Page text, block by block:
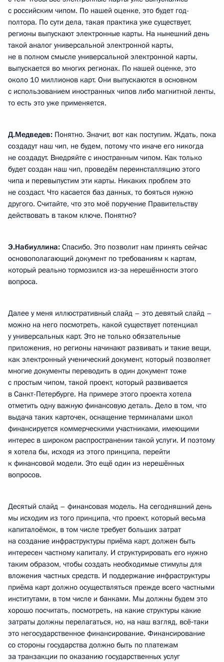
с российским чипом. По нашей оценке, это будет год-
полтора. По сути дела, такая практика уже существует,
регионы выпускают электронные карты. На нынешний день
такой аналог универсальной электронной карты,
не в полном смысле универсальной электронной карты,
выпускается во многих регионах. По нашей оценке, это
около 10 миллионов карт. Они выпускаются в основном
с использованием иностранных чипов либо магнитной ленты,
то есть это уже применяется.
Д.Медведев: Понятно. Значит, вот как поступим. Ждать, пока
создадут наш чип, не будем, потому что иначе его никогда
не создадут. Внедряйте с иностранным чипом. Как только
будет создан наш чип, проведём переинсталляцию этого
чипа и перевыпустим эти карты. Никаких проблем это
не создаст. Что касается баз данных, то бояться нужно
другого. Считайте, что это моё поручение Правительству
действовать в таком ключе. Понятно?
Э.Набиуллина: Спасибо. Это позволит нам принять сейчас
основополагающий документ по требованиям к картам,
который реально тормозился из‑за нерешённости этого
вопроса.
Далее у меня иллюстративный слайд – это девятый слайд –
можно на него посмотреть, какой существует потенциал
у универсальных карт. Это не только обязательные
приложения, но регионы начинают развивать и такие вещи,
как электронный ученический документ, который позволяет
многие документы переводить в один документ тоже
с простым чипом, такой проект, который развивается
в Санкт-Петербурге. На примере этого проекта хотела
отметить одну важную финансовую деталь. Дело в том, что
выдача таких карточек, оснащение терминалами школ
финансируется коммерческими участниками, имеющими
интерес в широком распространении такой услуги. И поэтому
я хотела бы, исходя из этого принципа, перейти
к финансовой модели. Это ещё один из нерешённых
вопросов.
Десятый слайд – финансовая модель. На сегодняшний день
мы исходим из того принципа, что проект, который весьма
капиталоёмок, в том числе требует больших затрат
на создание инфраструктуры приёма карт, должен быть
интересен частному капиталу. И структурировать его нужно
таким образом, чтобы создать необходимые стимулы для
вложения частных средств. И поддержание инфраструктуры
приёма карт должно осуществляться прежде всего частными
институтами, в том числе и банками. Мы должны будем это
хорошо посчитать, посмотреть, на какие структуры какие
затраты должны перелагаться, но, на наш взгляд, всё‑таки
это негосударственное финансирование. Финансирование
со стороны государства должно быть по платежам
за транзакции по оказанию государственных услуг